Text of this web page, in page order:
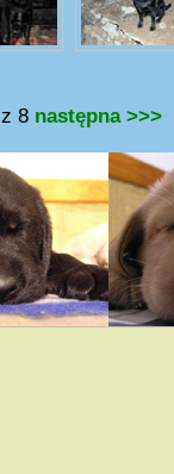
8 następna >>>